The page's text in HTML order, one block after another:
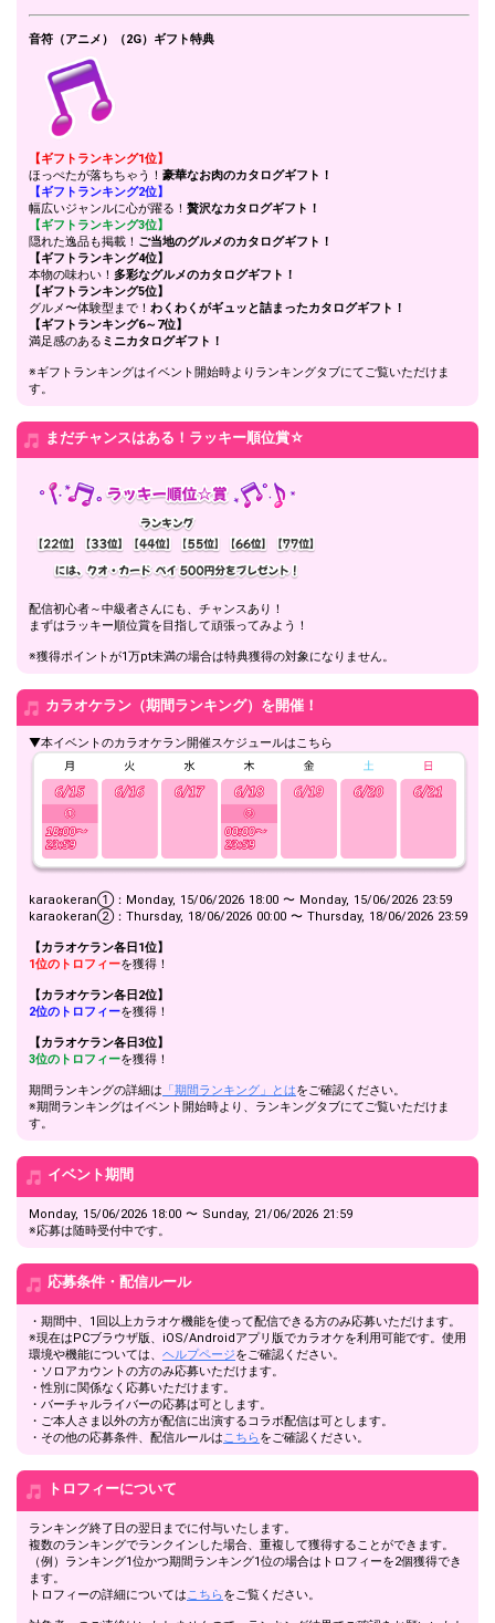
26 112000
配信に来ているリスナーさん
の中で、自分が気になったア
バターを着ている人を発表し
28 220000
よう！
29 240000
途中から入ってきたリスナー
の状況をテロップをどんどん
30 270000
曲」を決めて、歌ってみよ
う！
31 300000
10位特典獲得条件達成&オリ
32 350000
るとしたら…どんな曲を作り
33 400000
40万pt達成！ランキング6～7
位特典獲得条件達成！
34 450000
どんなジャンルの曲が好きか
発表しよう！
35 500000
カラオケで一番盛り上がるギ
に聞いて、ギフトをギフティ
ングしてもらおう！
36 600000
60万pt達成！ランキング4～5
37
イベント貢献ランキング1位
てみよう！
800000
80万pt達成！ランキング3位
特典獲得条件達成！
39
90万pt達成！ランキング2位
特典獲得条件達成！
100万pt達成！ランキング1位
で1位を目指そう！
Gifting
Throw gifts to the stage and join
the live performance.
(once a day)! You can also charge
Show Gold to purchase gifts
continue to send gifts to the
performer(s), the performer's
popularity ranking and your
To cheer on performers, you can
send them gifts.
To send performers paid items,
you must use Show Gold.
Close
音符（アニメ）（2G）ギフト特典
【ギフトランキング1位】
ほっぺたが落ちちゃう！ 豪華なお肉のカタログギフト！
【ギフトランキング2位】
幅広いジャンルに心が躍る！ 贅沢なカタログギフト！
【ギフトランキング3位】
隠れた逸品も掲載！ ご当地のグルメのカタログギフト！
【ギフトランキング4位】
本物の味わい！ 多彩なグルメのカタログギフト！
【ギフトランキング5位】
グルメ〜体験型まで！ わくわくがギュッと詰まったカタログギフト！
【ギフトランキング6～7位】
満足感のある ミニカタログギフト！
※ギフトランキングはイベント開始時よりランキングタブにてご覧いただけま
す。
まだチャンスはある！ラッキー順位賞☆
配信初心者～中級者さんにも、チャンスあり！
まずはラッキー順位賞を目指して頑張ってみよう！
※獲得ポイントが1万pt未満の場合は特典獲得の対象になりません。
カラオケラン（期間ランキング）を開催！
▼本イベントのカラオケラン開催スケジュールはこちら
karaokeran①：Monday, 15/06/2026 18:00 〜 Monday, 15/06/2026 23:59
karaokeran②：Thursday, 18/06/2026 00:00 〜 Thursday, 18/06/2026 23:59
【カラオケラン各日1位】
1位のトロフィーを獲得！
【カラオケラン各日2位】
2位のトロフィーを獲得！
【カラオケラン各日3位】
3位のトロフィーを獲得！
期間ランキングの詳細は 「期間ランキング」とはをご確認ください。
※期間ランキングはイベント開始時より、ランキングタブにてご覧いただけま
す。
イベント期間
Monday, 15/06/2026 18:00 〜 Sunday, 21/06/2026 21:59
※応募は随時受付中です。
応募条件・配信ルール
・期間中、1回以上カラオケ機能を使って配信できる方のみ応募いただけます。
※現在はPCブラウザ版、iOS/Androidアプリ版でカラオケを利用可能です。使用
環境や機能については、 ヘルプページをご確認ください。
・ソロアカウントの方のみ応募いただけます。
・性別に関係なく応募いただけます。
・バーチャルライバーの応募は可とします。
・ご本人さま以外の方が配信に出演するコラボ配信は可とします。
・その他の応募条件、配信ルールはこちらをご確認ください。
トロフィーについて
ランキング終了日の翌日までに付与いたします。
複数のランキングでランクインした場合、重複して獲得することができます。
（例）ランキング1位かつ期間ランキング1位の場合はトロフィーを2個獲得でき
ます。
トロフィーの詳細についてはこちらをご覧ください。